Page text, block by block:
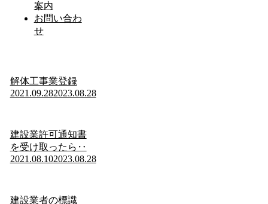
案内
お問い合わ
せ
解体工事業登録
2021.09.282023.08.28
建設業許可通知書
を受け取ったら‥
2021.08.102023.08.28
建設業者の標識